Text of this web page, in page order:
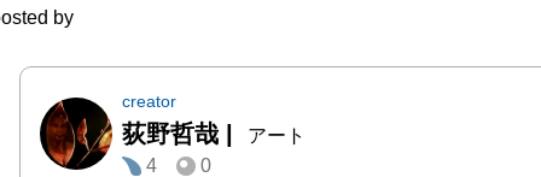
なく蝋
削り
by
creator
荻野哲哉 |
アート
4
0